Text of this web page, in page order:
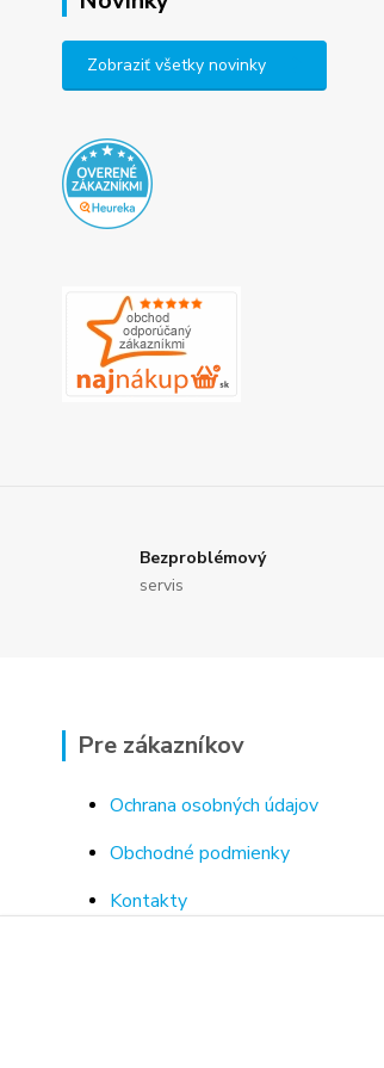
Zobraziť všetky novinky
Bezproblémový
servis
Pre zákazníkov
Ochrana osobných údajov
Obchodné podmienky
Kontakty